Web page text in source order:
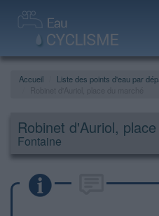
Accueil Liste des points d'eau par
Robinet d'Auriol,
Fontaine